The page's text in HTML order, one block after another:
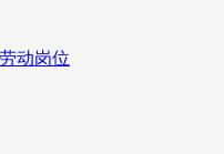
动岗位